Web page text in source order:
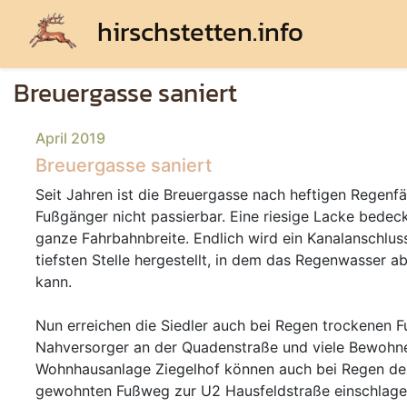
hirschstetten.info
Breuergasse saniert
April 2019
Breuergasse saniert
Seit Jahren ist die Breuergasse nach heftigen
Fußgänger nicht passierbar. Eine riesige Lacke
ganze Fahrbahnbreite. Endlich wird ein
tiefsten Stelle hergestellt, in dem das Regenwasser
kann.
Nun erreichen die Siedler auch bei Regen trockenen
Nahversorger an der Quadenstraße und viele
Wohnhausanlage Ziegelhof können auch bei Regen
gewohnten Fußweg zur U2 Hausfeldstraße